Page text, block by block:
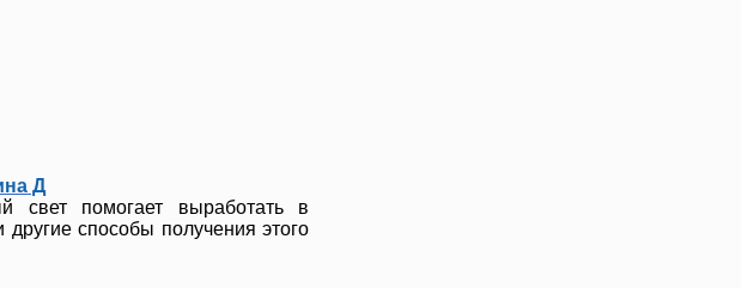
Д
свет помогает выработать в
способы получения этого